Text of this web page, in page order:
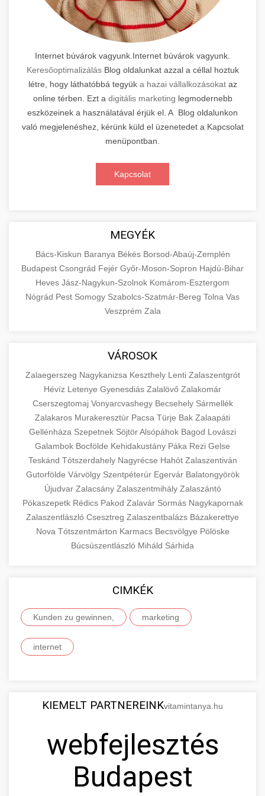
Internet búvárok vagyunk.Internet búvárok vagyunk.
KeresőoptimalizálásBlog oldalunkat azzal a céllal hoztuk
létre, hogy láthatóbbá tegyük a hazai vállalkozásokataz
online térben. Ezt a digitális marketing legmodernebb
eszközeinek a használatával érjük el. A Blog oldalunkon
való megjelenéshez, kérünk küld el üzenetedet a Kapcsolat
menüpontban.
Kapcsolat
MEGYÉK
Bács-Kiskun Baranya Békés Borsod-Abaúj-Zemplén
Budapest Csongrád Fejér Győr-Moson-Sopron Hajdú-Bihar
Heves Jász-Nagykun-Szolnok Komárom-Esztergom
Nógrád Pest Somogy Szabolcs-Szatmár-Bereg Tolna Vas
Veszprém Zala
VÁROSOK
Zalaegerszeg Nagykanizsa Keszthely Lenti Zalaszentgrót
Hévíz Letenye Gyenesdiás Zalalövő Zalakomár
Cserszegtomaj Vonyarcvashegy Becsehely Sármellék
Zalakaros Murakeresztúr Pacsa Türje Bak Zalaapáti
Gellénháza Szepetnek SöjtörAlsópáhok Bagod Lovászi
Galambok Bocfölde Kehidakustány Páka Rezi Gelse
Teskánd Tótszerdahely Nagyrécse Hahót Zalaszentiván
Gutorfölde Várvölgy Szentpéterúr Egervár Balatongyörök
Újudvar Zalacsány Zalaszentmihály Zalaszántó
Pókaszepetk Rédics Pakod Zalavár Sormás Nagykapornak
Zalaszentlászló Csesztreg Zalaszentbalázs Bázakerettye
Nova Tótszentmárton Karmacs Becsvölgye Pölöske
Búcsúszentlászló Miháld Sárhida
CIMKÉK
Kunden zu gewinnen, marketing
internet
KIEMELT PARTNEREINKvitamintanya.hu
webfejlesztés
Budapest